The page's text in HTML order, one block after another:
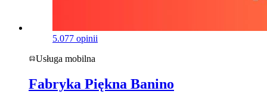
5.077 opinii
Usługa mobilna
Fabryka Piękna Banino